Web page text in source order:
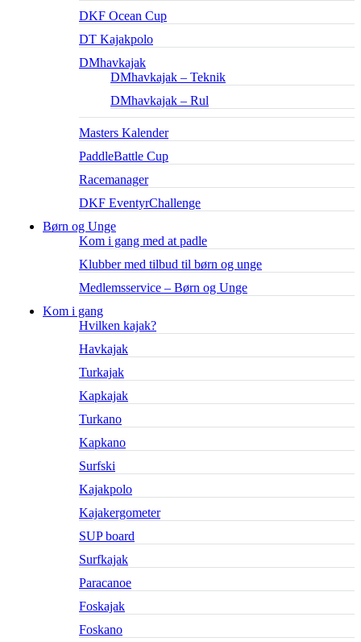
DKF Ocean Cup
DT Kajakpolo
DMhavkajak
DMhavkajak – Teknik
DMhavkajak – Rul
Masters Kalender
PaddleBattle Cup
Racemanager
DKF EventyrChallenge
Børn og Unge
Kom i gang med at padle
Klubber med tilbud til børn og unge
Medlemsservice – Børn og Unge
Kom i gang
Hvilken kajak?
Havkajak
Turkajak
Kapkajak
Turkano
Kapkano
Surfski
Kajakpolo
Kajakergometer
SUP board
Surfkajak
Paracanoe
Foskajak
Foskano